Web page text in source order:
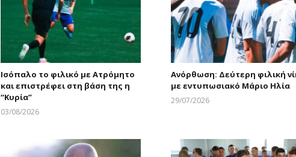
Ισόπαλο το φιλικό με Ατρόμητο
και επιστρέφει στη βάση της η
“Κυρία”
03/08/2026
Ανόρθωση: Δεύτερη φιλική
με εντυπωσιακό Μάριο Ηλία
29/07/2026